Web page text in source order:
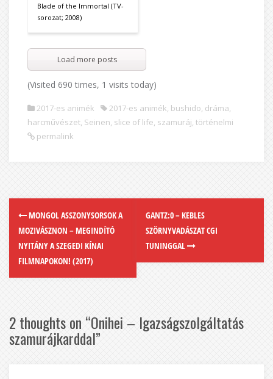
Blade of the Immortal (TV-
sorozat; 2008)
Load more posts
(Visited 690 times, 1 visits today)
2017-es animék 2017-es animék bushido dráma
harcművészet Seinen slice of life szamuráj történelmi
permalink
MONGOL ASSZONYSORSOK A
MOZIVÁSZNON – MEGINDÍTÓ
NYITÁNY A SZEGEDI KÍNAI
FILMNAPOKON! (2017)
GANTZ:0 – KEBLES
SZÖRNYVADÁSZAT CGI
TUNINGGAL
2 thoughts on “Onihei – Igazságszolgáltatás
szamurájkarddal”